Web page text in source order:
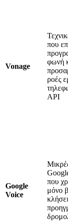
Vonage
που
φωνή
ροές
API
Google
Voice
που
μόνο